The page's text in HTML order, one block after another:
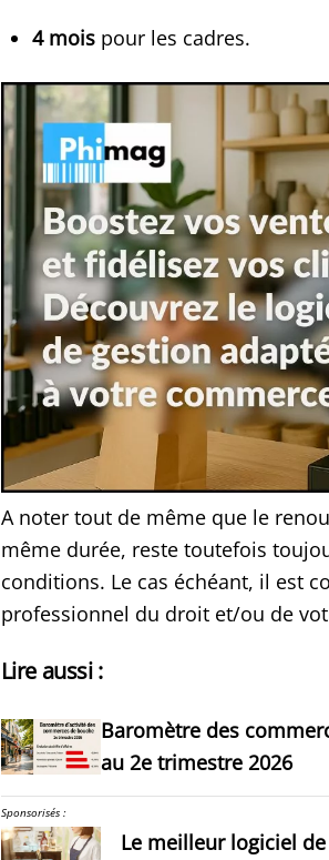
4 mois pour les cadres.
A noter tout de même que le
même durée, reste toutefois
conditions. Le cas échéant, il est
professionnel du droit et/ou de
Lire aussi :
Baromètre des
au 2e trimestre 2026
Sponsorisés :
Le meilleur logiciel